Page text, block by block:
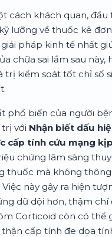
cách khách quan, đầu
lưỡng về thuốc kê
pháp kinh tế nhất
chữa sai lầm sau này,
trị kiểm soát tốt chỉ số
phổ biến của người
với Nhận biết dấu
cấp tính cứu mạng
chứng lâm sàng
thuốc mà không
Việc này gây ra hiện
dữ dội hơn, thậm chí
Corticoid còn có thể
cấp tính đe dọa